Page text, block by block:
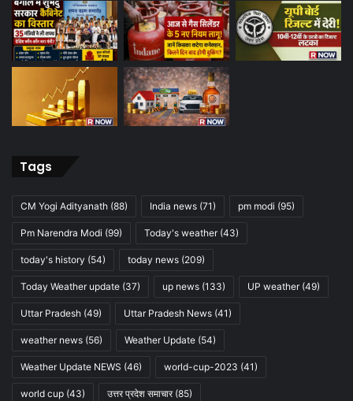
Tags
CM Yogi Adityanath (88) India news (71) pm modi (95)
Pm Narendra Modi (99) Today's weather(43)
today's history (54) today news (209)
Today Weather update (37) up news (133) UP weather(49)
Uttar Pradesh (49) Uttar Pradesh News (41)
weather news (56) Weather Update (54)
Weather Update NEWS (46) world-cup-2023 (41)
world cup (43) उत्तर प्रदेश समाचार(85)